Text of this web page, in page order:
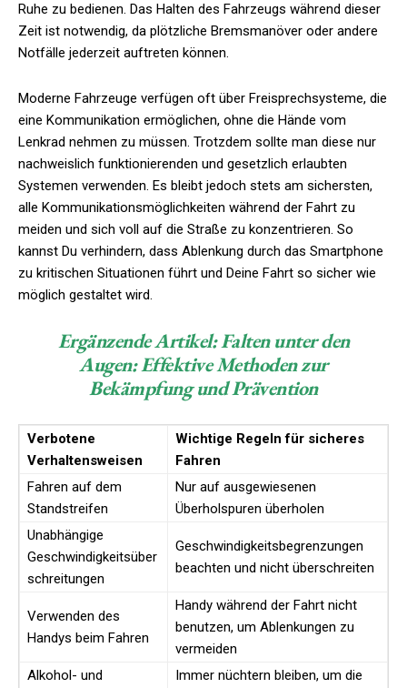
Ruhe zu bedienen. Das Halten des Fahrzeugs während dieser
Zeit ist notwendig, da plötzliche Bremsmanöver oder andere
Notfälle jederzeit auftreten können.
Moderne Fahrzeuge verfügen oft über Freisprechsysteme, die
eine Kommunikation ermöglichen, ohne die Hände vom
Lenkrad nehmen zu müssen. Trotzdem sollte man diese nur
nachweislich funktionierenden und gesetzlich erlaubten
Systemen verwenden. Es bleibt jedoch stets am sichersten,
alle Kommunikationsmöglichkeiten während der Fahrt zu
meiden und sich voll auf die Straße zu konzentrieren. So
kannst Du verhindern, dass Ablenkung durch das Smartphone
zu kritischen Situationen führt und Deine Fahrt so sicher wie
möglich gestaltet wird.
Ergänzende Artikel:Falten unter den
Augen: Effektive Methoden zur
Bekämpfung und Prävention
Verbotene
Verhaltensweisen
Wichtige Regeln für sicheres
Fahren
Fahren auf dem
Standstreifen
Nur auf ausgewiesenen
Überholspuren überholen
Unabhängige
Geschwindigkeitsüber
schreitungen
Geschwindigkeitsbegrenzungen
beachten und nicht überschreiten
Verwenden des
Handys beim Fahren
Handy während der Fahrt nicht
benutzen, um Ablenkungen zu
vermeiden
Alkohol- und
Immer nüchtern bleiben, um die